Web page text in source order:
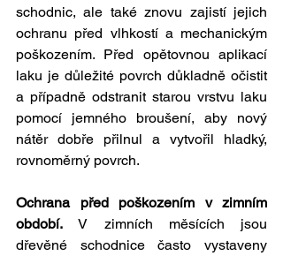
schodnic, ale také znovu zajistí jejich
ochranu před vlhkostí a mechanickým
poškozením. Před opětovnou aplikací
laku je důležité povrch důkladně očistit
a případně odstranit starou vrstvu laku
pomocí jemného broušení, aby nový
nátěr dobře přilnul a vytvořil hladký,
rovnoměrný povrch.
Ochrana před poškozením v zimním
období. V zimních měsících jsou
dřevěné schodnice často vystaveny